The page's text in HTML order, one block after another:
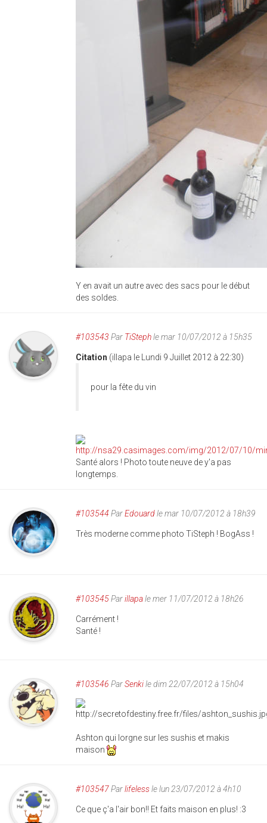
Y en avait un autre avec des sacs pour le début
des soldes.
#103543 Par TiStephle mar 10/07/2012 à 15h35
Citation (illapa le Lundi 9 Juillet 2012 à 22:30)
pour la fête du vin
Santé alors ! Photo toute neuve de y'a pas
longtemps.
#103544 ParEdouardle mar 10/07/2012 à 18h39
Très moderne comme photo TiSteph ! BogAss !
#103545Parillapale mer 11/07/2012 à 18h26
Carrément !
Santé !
#103546 ParSenkile dim 22/07/2012 à 15h04
Ashton qui lorgne sur les sushis et makis
maison
#103547Parlifelessle lun 23/07/2012 à 4h10
Ce que ç'a l'air bon!! Et faits maison en plus! :3